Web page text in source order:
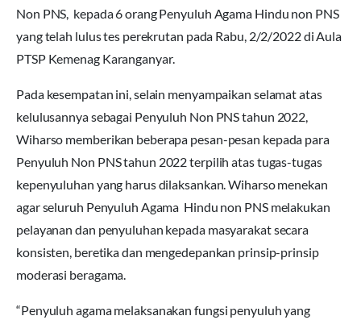
Non PNS, kepada 6 orang Penyuluh Agama Hindu non PNS
yang telah lulus tes perekrutan pada Rabu, 2/2/2022 di Aula
PTSP Kemenag Karanganyar.
Pada kesempatan ini, selain menyampaikan selamat atas
kelulusannya sebagai Penyuluh Non PNS tahun 2022,
Wiharso memberikan beberapa pesan-pesan kepada para
Penyuluh Non PNS tahun 2022 terpilih atas tugas-tugas
kepenyuluhan yang harus dilaksankan. Wiharso menekan
agar seluruh Penyuluh Agama Hindu non PNS melakukan
pelayanan dan penyuluhan kepada masyarakat secara
konsisten, beretika dan mengedepankan prinsip-prinsip
moderasi beragama.
“Penyuluh agama melaksanakan fungsi penyuluh yang